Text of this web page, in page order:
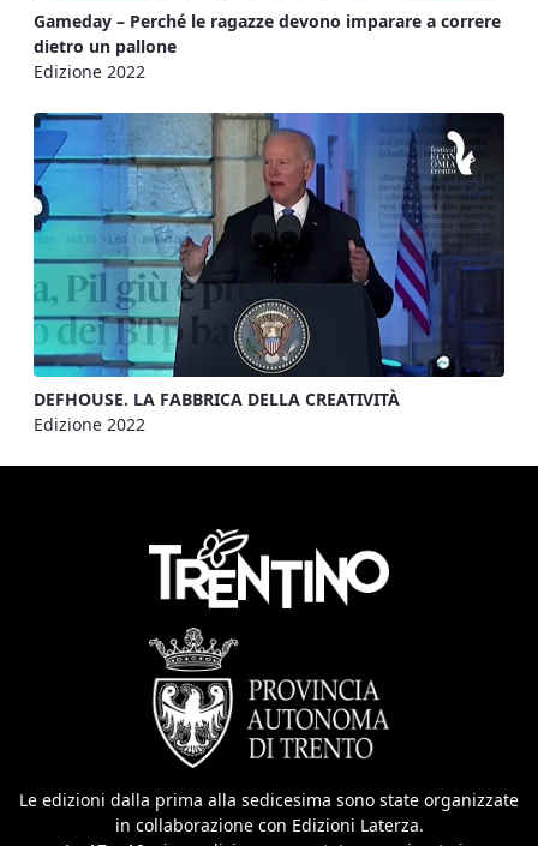
Gameday – Perché le ragazze devono imparare a correre
dietro un pallone
Edizione 2022
DEFHOUSE. LA FABBRICA DELLA CREATIVITÀ
Edizione 2022
Le edizioni dalla prima alla sedicesima sono state organizzate
in collaborazione con Edizioni Laterza.